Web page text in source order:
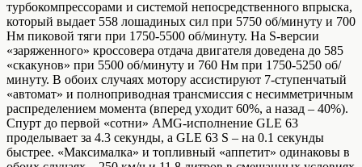
турбокомпрессорами и системой непосредственного впрыска,
который выдает 558 лошадиных сил при 5750 об/минуту и 700
Нм пиковой тяги при 1750-5500 об/минуту. На S-версии
«заряженного» кроссовера отдача двигателя доведена до 585
«скакунов» при 5500 об/минуту и 760 Нм при 1750-5250 об/
минуту. В обоих случаях мотору ассистируют 7-ступенчатый
«автомат» и полноприводная трансмиссия с несимметричным
распределением момента (вперед уходит 60%, а назад – 40%).
Спурт до первой «сотни» AMG-исполнение GLE 63
проделывает за 4.3 секунды, а GLE 63 S – на 0.1 секунды
быстрее. «Максималка» и топливный «аппетит» одинаковы в